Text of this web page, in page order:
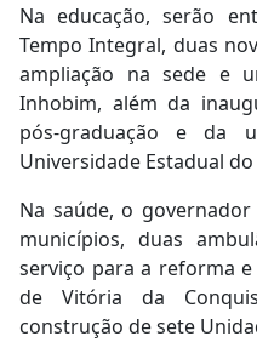
Na educação, serão
Tempo Integral, duas
ampliação na sede e
Inhobim, além da
pós-graduação e da
Universidade Estadual
Na saúde, o
municípios, duas
serviço para a reforma
de Vitória da
construção de sete